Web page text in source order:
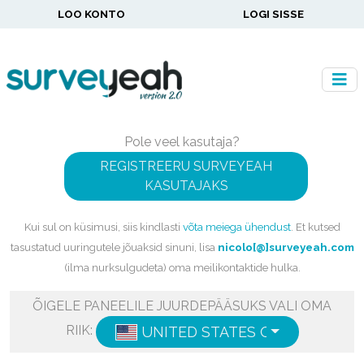
LOO KONTO LOGI SISSE
Pole veel kasutaja?
REGISTREERU SURVEYEAH
KASUTAJAKS
Kui sul on küsimusi, siis kindlasti võta meiega ühendust. Et kutsed
tasustatud uuringutele jõuaksid sinuni, lisa nicolo[@]surveyeah.com
(ilma nurksulgudeta) oma meilikontaktide hulka.
ÕIGELE PANEELILE JUURDEPÄÄSUKS VALI OMA
RIIK:
UNITED STATES OF AMERICA